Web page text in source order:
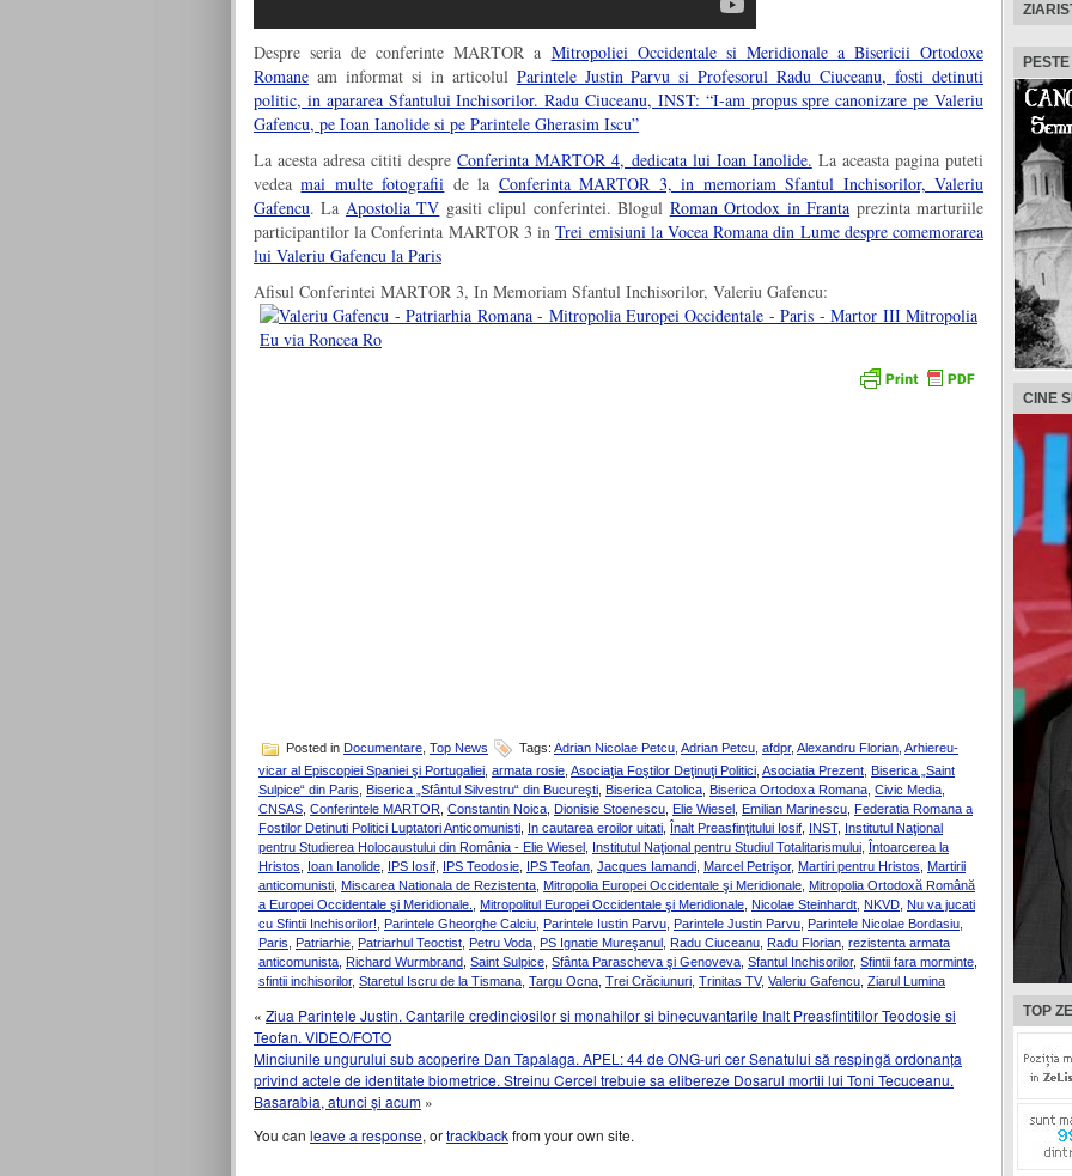
Despre seria de conferinte MARTOR a Mitropoliei Occidentale si Meridionale a Bisericii Ortodoxe
Romane am informat si in articolul Parintele Justin Parvu si Profesorul Radu Ciuceanu, fosti detinuti
politic, in apararea Sfantului Inchisorilor. Radu Ciuceanu, INST: “I-am propus spre canonizare pe Valeriu
Gafencu, pe Ioan Ianolide si pe Parintele Gherasim Iscu”
La acesta adresa cititi despreConferinta MARTOR 4, dedicata lui Ioan Ianolide. La aceasta pagina puteti
vedeamai multe fotografii de la Conferinta MARTOR 3, in memoriam Sfantul Inchisorilor, Valeriu
Gafencu. La Apostolia TV gasiti clipul conferintei. Blogul Roman Ortodox in Franta prezinta marturiile
participantilor la Conferinta MARTOR 3 inTrei emisiuni la Vocea Romana din Lume despre comemorarea
lui Valeriu Gafencu la Paris
Afisul Conferintei MARTOR 3, In Memoriam Sfantul Inchisorilor, Valeriu Gafencu:
Posted in Documentare Top News Tags: Adrian Nicolae Petcu Adrian Petcu afdpr, Alexandru Florian Arhiereu-
vicar al Episcopiei Spaniei şi Portugaliei armata rosie Asociaţia Foştilor Deţinuţi Politici Asociatia Prezent Biserica „Saint
Sulpice“ din Paris Biserica „Sfântul Silvestru“ din Bucureşti Biserica Catolica Biserica Ortodoxa Romana Civic Media
CNSAS Conferintele MARTOR Constantin Noica Dionisie Stoenescu Elie Wiesel Emilian Marinescu Federatia Romana a
Fostilor Detinuti Politici Luptatori Anticomunisti In cautarea eroilor uitati Înalt Preasfinţitului Iosif INST, Institutul Naţional
pentru Studierea Holocaustului din România - Elie Wiesel Institutul Naţional pentru Studiul Totalitarismului Întoarcerea la
Hristos
Ioan Ianolide IPS Iosif IPS Teodosie IPS Teofan Jacques Iamandi Marcel Petrişor, Martiri pentru Hristos Martirii
anticomunisti Miscarea Nationala de Rezistenta Mitropolia Europei Occidentale şi Meridionale Mitropolia Ortodoxă Română
a Europei Occidentale şi Meridionale.
Mitropolitul Europei Occidentale şi Meridionale Nicolae Steinhardt NKVD Nu va jucati
cu Sfintii Inchisorilor! Parintele Gheorghe Calciu Parintele Iustin Parvu Parintele Justin Parvu Parintele Nicolae Bordasiu
Paris Patriarhie Patriarhul Teoctist Petru Voda PS Ignatie Mureşanul Radu Ciuceanu Radu Florian rezistenta armata
anticomunista Richard Wurmbrand Saint Sulpice Sfânta Parascheva şi Genoveva Sfantul Inchisorilor, Sfintii fara morminte
sfintii inchisorilor, Staretul Iscru de la Tismana Targu Ocna Trei Crăciunuri Trinitas TV, Valeriu Gafencu Ziarul Lumina
« Ziua Parintele Justin. Cantarile credinciosilor si monahilor si binecuvantarile Inalt Preasfintitilor Teodosie si
Teofan. VIDEO/FOTO
Minciunile ungurului sub acoperire Dan Tapalaga. APEL: 44 de ONG-uri cer Senatului să respingă ordonanța
privind actele de identitate biometrice. Streinu Cercel trebuie sa elibereze Dosarul mortii lui Toni Tecuceanu.
Basarabia, atunci și acum »
You can leave a response, ortrackbackfrom your own site.
CINE
TOP